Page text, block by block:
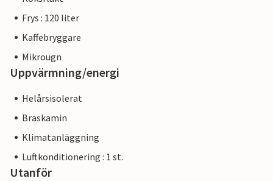
Frys : 120 liter
Kaffebryggare
Mikrougn
Uppvärmning/energi
Helårsisolerat
Braskamin
Klimatanläggning
Luftkonditionering : 1 st.
Utanför